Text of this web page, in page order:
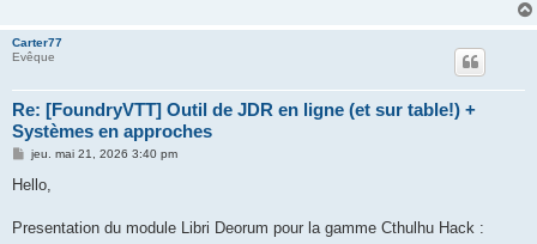
Carter77
Evêque
Re: [FoundryVTT] Outil de JDR en ligne (et sur table!) +
Systèmes en approches
M
s
g
jeu. mai 21, 2026 3:40 pm
Hello,
Presentation du module Libri Deorum pour la gamme Cthulhu Hack :